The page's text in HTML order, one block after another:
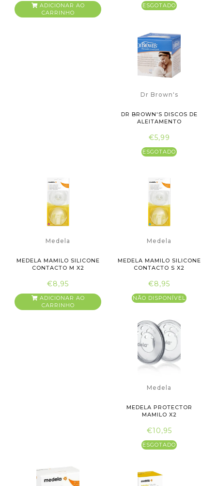
ADICIONAR AO
CARRINHO
ESGOTADO
Dr Brown's
DR BROWN'S DISCOS DE
ALEITAMENTO
€5,99
ESGOTADO
Medela
MEDELA MAMILO SILICONE
CONTACTO M X2
€8,95
ADICIONAR AO
CARRINHO
Medela
MEDELA MAMILO SILICONE
CONTACTO S X2
€8,95
NÃO DISPONÍVEL
Medela
MEDELA PROTECTOR
MAMILO X2
€10,95
ESGOTADO